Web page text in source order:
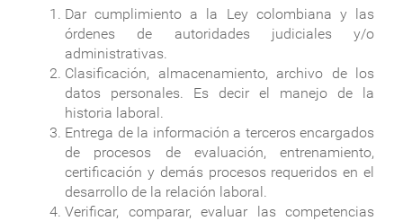
Dar cumplimiento a la Ley colombiana y las
órdenes de autoridades judiciales y/o
administrativas.
Clasificación, almacenamiento, archivo de los
datos personales. Es decir el manejo de la
historia laboral.
Entrega de la información a terceros encargados
de procesos de evaluación, entrenamiento,
certificación y demás procesos requeridos en el
desarrollo de la relación laboral.
Verificar, comparar, evaluar las competencias